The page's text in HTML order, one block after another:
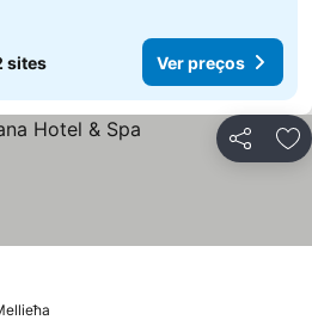
sites Ver preços
Partilhar